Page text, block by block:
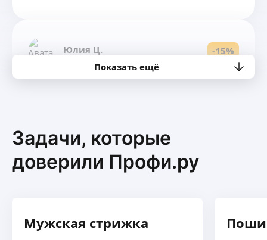
Юлия Ц. -15%
На первое посещение
ещё
Ирина С.
На любую восстанавливающую процедуру
Maveli sisters' beauty studio %
Показать ещё
Задачи, которые
доверили Профи.ру
Мужская стрижка